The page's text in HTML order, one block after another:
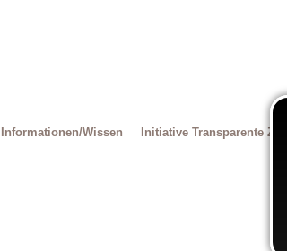
Informationen/Wissen Initiative Transparente